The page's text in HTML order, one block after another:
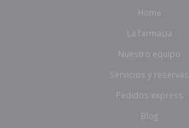
Home
La farmacia
Nuestro equipo
Servicios y reservas
Pedidos express
Blog